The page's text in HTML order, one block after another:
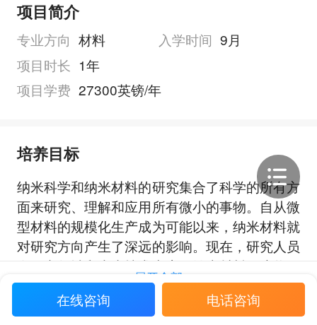
项目简介
专业方向 材料 入学时间 9月
项目时长 1年
项目学费 27300英镑/年
培养目标
纳米科学和纳米材料的研究集合了科学的所有方
面来研究、理解和应用所有微小的事物。自从微
型材料的规模化生产成为可能以来，纳米材料就
对研究方向产生了深远的影响。现在，研究人员
在研究领域和未来技术中应用纳米材料，这将解
决我们的许多社会需求——从骨骼和肌肉再生到
新时代电池。材料物理学和纳米科学是萨塞克斯
展开全部
在线咨询 电话咨询